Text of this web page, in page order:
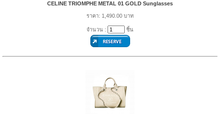
CELINE TRIOMPHE METAL 01 GOLD Sunglasses
ราคา: 1,490.00 บาท
จำนวน : ชิ้น